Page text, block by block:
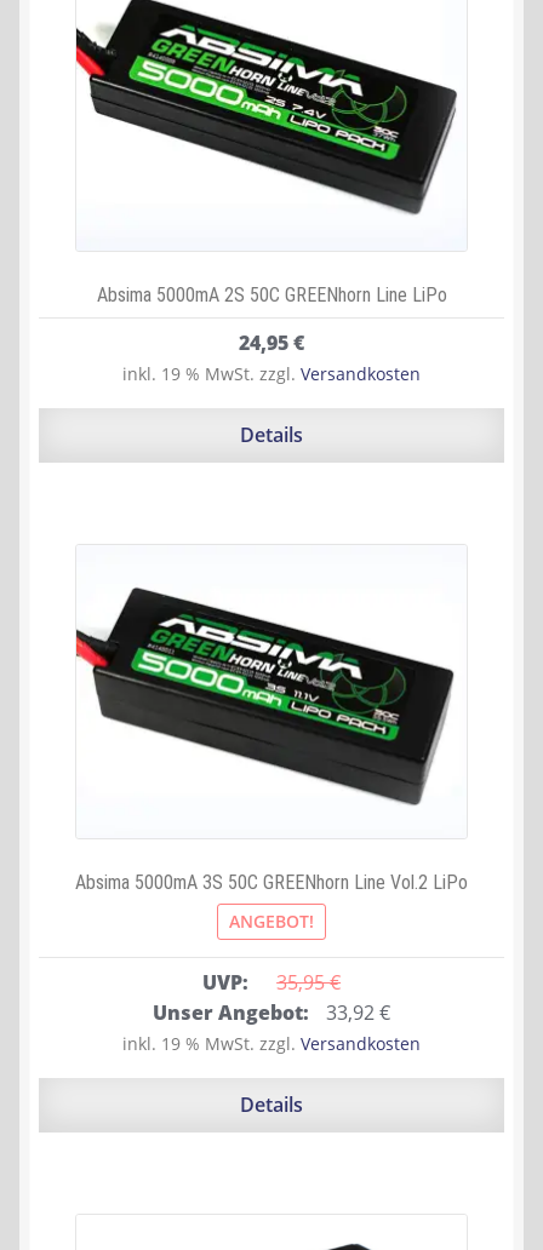
Absima 5000mA 2S 50C GREENhorn Line LiPo
24,95€
inkl. 19 % MwSt. zzgl. Versandkosten
Details
Absima 5000mA 3S 50C GREENhorn Line Vol.2 LiPo
ANGEBOT!
UVP: 35,95 €
Ursprünglicher
Preis
war:
Unser Angebot: 33,92€Aktueller
Preis
ist:
inkl. 19 % MwSt. zzgl. Versandkosten
Details